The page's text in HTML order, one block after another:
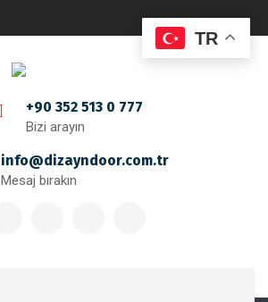
+90 352 513 0 777
Bizi arayın
info@dizayndoor.com.tr
Mesaj bırakın
TR